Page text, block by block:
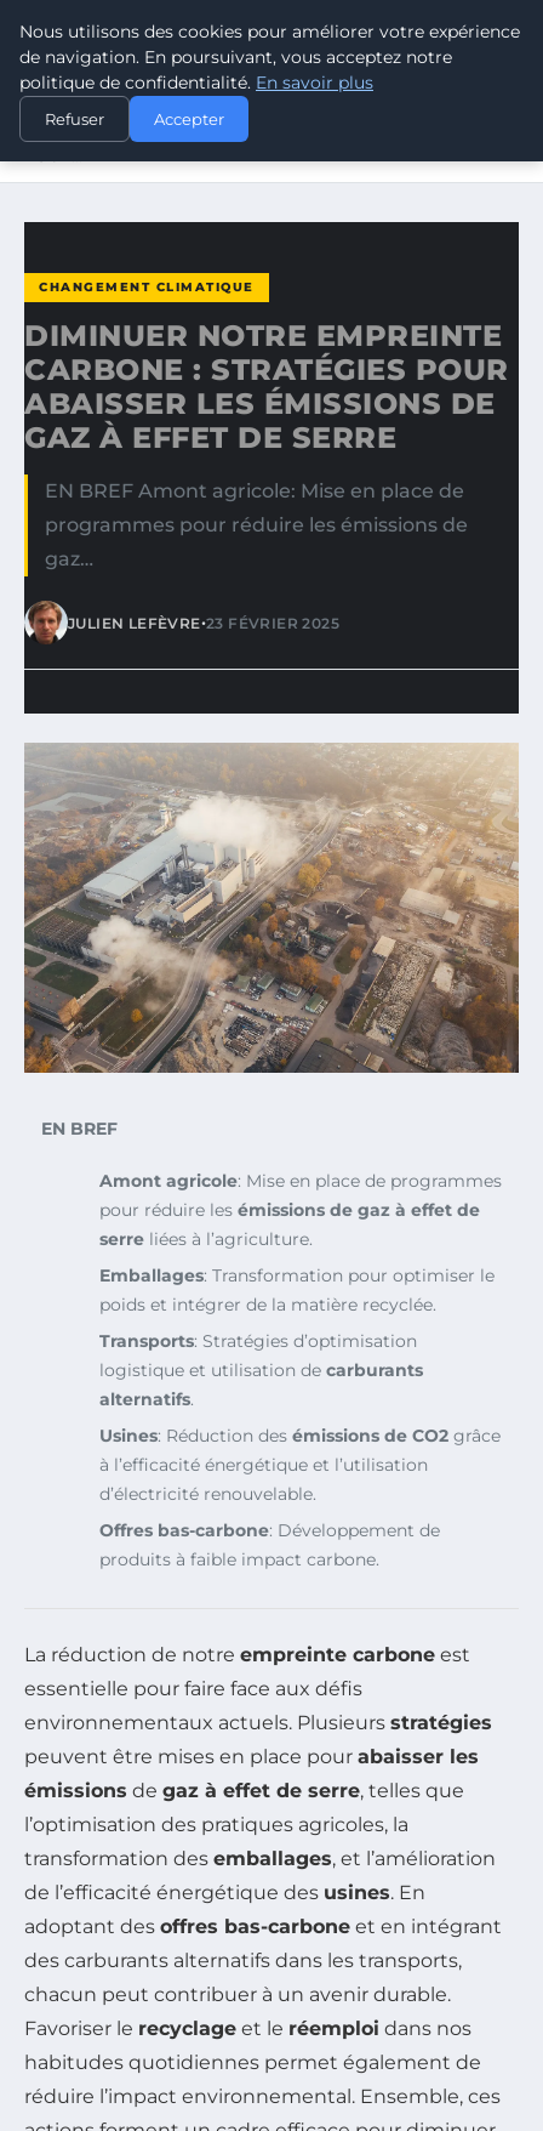
CLIMATE RESPONSE BLOG
ACCUEIL
CHANGEMENT CLIMATIQUE
DIMINUER NOTRE EMPREINTE CARBONE : STRATÉGIES
CHANGEMENT CLIMATIQUE
DIMINUER NOTRE EMPREINTE
CARBONE : STRATÉGIES POUR
ABAISSER LES ÉMISSIONS DE
GAZ À EFFET DE SERRE
EN BREF Amont agricole: Mise en place de
programmes pour réduire les émissions de
gaz…
JULIEN LEFÈVRE•23 FÉVRIER 2025
EN BREF
Amont agricole: Mise en place de programmes
pour réduire les émissions de gaz à effet de
serre liées à l’agriculture.
Emballages: Transformation pour optimiser le
poids et intégrer de la matière recyclée.
Transports: Stratégies d’optimisation
logistique et utilisation de carburants
alternatifs.
Usines: Réduction des émissions de CO2 grâce
à l’efficacité énergétique et l’utilisation
d’électricité renouvelable.
Offres bas-carbone: Développement de
produits à faible impact carbone.
La réduction de notre empreinte carbone est
essentielle pour faire face aux défis
environnementaux actuels. Plusieurs stratégies
peuvent être mises en place pour abaisser les
émissions de gaz à effet de serre, telles que
l’optimisation des pratiques agricoles, la
transformation des emballages, et l’amélioration
de l’efficacité énergétique des usines. En
adoptant des offres bas-carbone et en intégrant
des carburants alternatifs dans les transports,
chacun peut contribuer à un avenir durable.
Favoriser le recyclage et le réemploi dans nos
habitudes quotidiennes permet également de
réduire l’impact environnemental. Ensemble, ces
Nous utilisons des cookies pour améliorer votre expérience
de navigation. En poursuivant, vous acceptez notre
politique de confidentialité. En savoir plus
Refuser Accepter